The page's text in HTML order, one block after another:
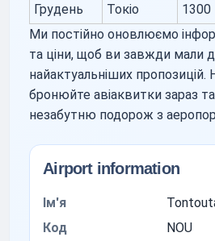
Грудень
Токіо
1300
Ми постійно оновлюємо
та ціни, щоб ви завжди мали
найактуальніших пропозицій.
бронюйте авіаквитки зараз
незабутню подорож з
Airport information
Ім'я
Код
NOU